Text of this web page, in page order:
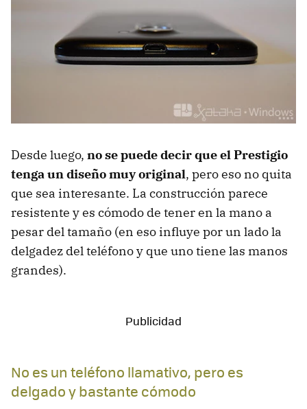
Desde luego, no se puede decir que el Prestigio
tenga un diseño muy original, pero eso no quita
que sea interesante. La construcción parece
resistente y es cómodo de tener en la mano a
pesar del tamaño (en eso influye por un lado la
delgadez del teléfono y que uno tiene las manos
grandes).
No es un teléfono llamativo, pero es
delgado y bastante cómodo